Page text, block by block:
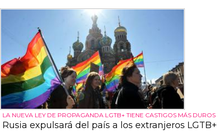
LA NUEVA LEY DE PROPAGANDA LGTB+ TIENE CASTIGOS MÁS DUROS
Rusia expulsará del país a los extranjeros LGTB+